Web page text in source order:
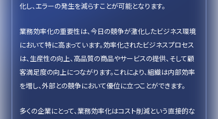
化し、エラーの発生を減らすことが可能となります。
業務効率化の重要性は、今日の競争が激化したビジネス環境
において特に高まっています。効率化されたビジネスプロセス
は、生産性の向上、高品質の商品やサービスの提供、そして顧
客満足度の向上につながります。これにより、組織は内部効率
を増し、外部との競争において優位に立つことができます。
多くの企業にとって、業務効率化はコスト削減という直接的な